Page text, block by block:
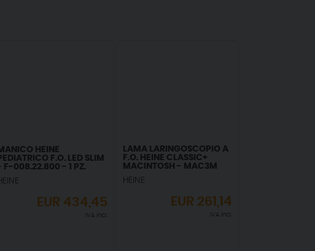
MANICO HEINE
PEDIATRICO F.O. LED SLIM
F-008.22.800 - 1 PZ.
EUR 434,45
IVA incl.
LAMA LARINGOSCOPIO A
F.O. HEINE CLASSIC+
MACINTOSH - MAC3M
HEINE
EUR 261,14
IVA incl.